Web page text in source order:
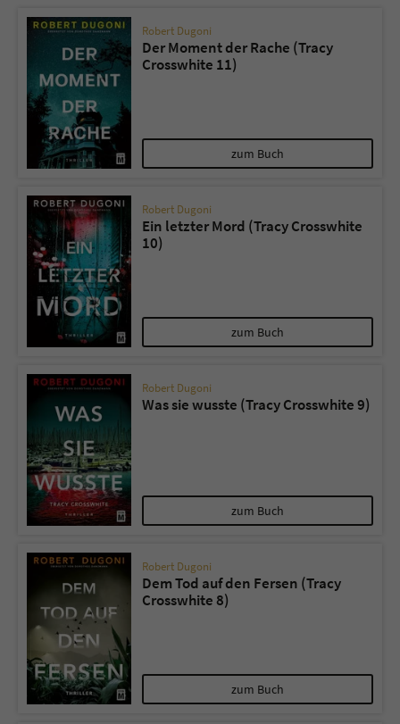
Robert Dugoni
Der Moment der Rache (Tracy
Crosswhite 11)
zum Buch
Robert Dugoni
Ein letzter Mord (Tracy Crosswhite
10)
zum Buch
Robert Dugoni
Was sie wusste (Tracy Crosswhite 9)
zum Buch
Robert Dugoni
Dem Tod auf den Fersen (Tracy
Crosswhite 8)
zum Buch